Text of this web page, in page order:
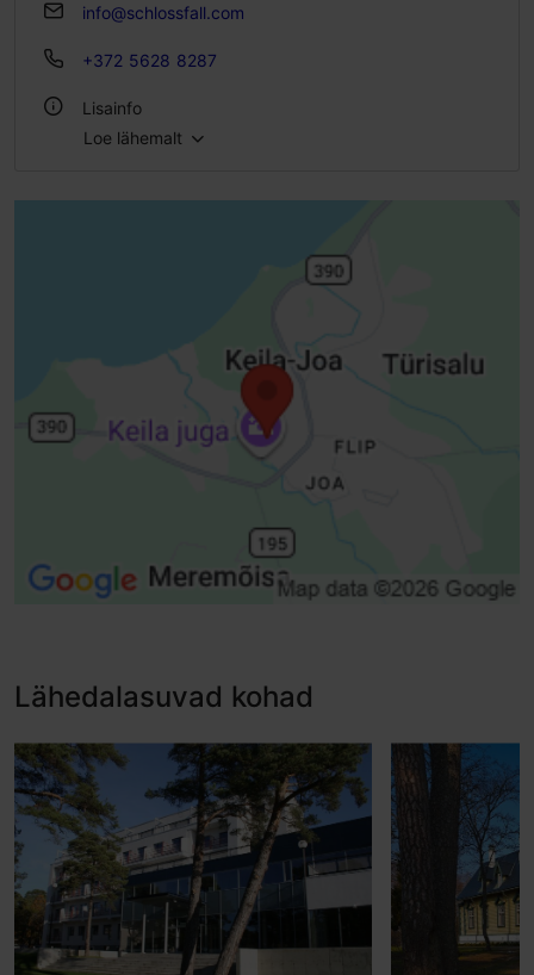
info@schlossfall.com
+372 5628 8287
Lisainfo
Loe lähemalt
Lähedalasuvad kohad